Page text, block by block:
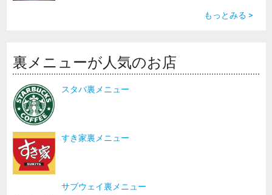
もっとみる >
裏メニューが人気のお店
スタバ裏メニュー
すき家裏メニュー
サブウェイ裏メニュー